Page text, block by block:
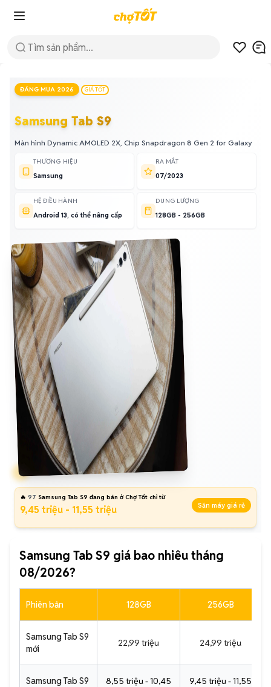
ĐÁNG MUA 2026 GIÁ TỐT
Samsung Tab S9
Màn hình Dynamic AMOLED 2X, Chip Snapdragon 8 Gen 2 for Galaxy
THƯƠNG HIỆU
Samsung
RA MẮT
07/2023
HỆ ĐIỀU HÀNH
Android 13, có thể nâng cấp
DUNG LƯỢNG
128GB - 256GB
🔥 97 Samsung Tab S9 đang bán ở Chợ Tốt chỉ từ
9,45 triệu - 11,55 triệu Săn máy giá rẻ
Samsung Tab S9 giá bao nhiêu tháng
08/2026?
Phiên bản 128GB 256GB
Samsung Tab S9
mới
22,99 triệu 24,99 triệu
Samsung Tab S9
8,55 triệu - 10,45
9,45 triệu - 11,55